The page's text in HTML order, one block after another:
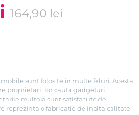
164,90lei
sunt folosite in multe feluri. Acesta
proprietarii lor cauta gadgeturi
multora sunt satisfacute de
reprezinta o fabricatie de inalta calitate